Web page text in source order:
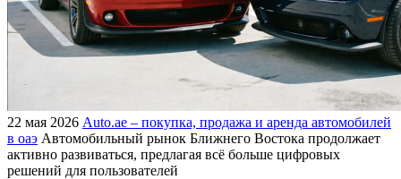
22 мая 2026 Auto.ae – покупка, продажа и аренда автомобилей
в оаэ Автомобильный рынок Ближнего Востока продолжает
активно развиваться, предлагая всё больше цифровых
решений для пользователей